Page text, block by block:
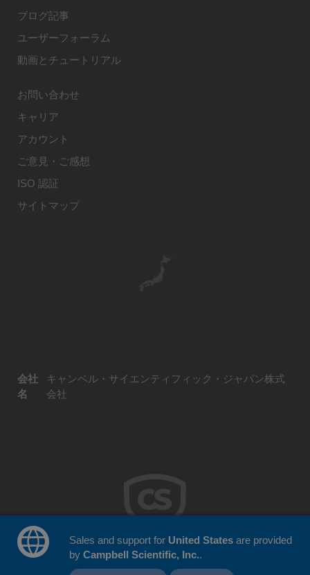
ブログ記事
ユーザーフォーラム
動画とチュートリアル
お問い合わせ
キャリア
アカウント
ご意見・ご感想
ISO 認証
サイトマップ
会社
名
キャンベル・サイエンティフィック・ジャパン株式
会社
ウェブサイトフィードバック
© 2026 Campbell Scientific Japan
Sales and support for United Statesare provided
by Campbell Scientific, Inc..